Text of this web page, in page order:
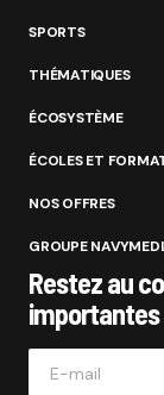
SPORTS
THÉMATIQUES
ÉCOSYSTÈME
ÉCOLES ET
NOS OFFRES
GROUPE
Restez au
importantes